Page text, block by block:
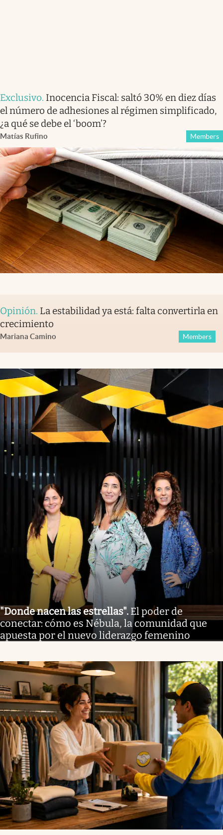
Exclusivo. Inocencia Fiscal: saltó 30% en diez días
el número de adhesiones al régimen simplificado,
¿a qué se debe el ‘boom’?
Matías Rufino Members
Opinión. La estabilidad ya está: falta convertirla en
crecimiento
Mariana Camino Members
"Donde nacen las estrellas". El poder de
conectar: cómo es Nébula, la comunidad que
apuesta por el nuevo liderazgo femenino